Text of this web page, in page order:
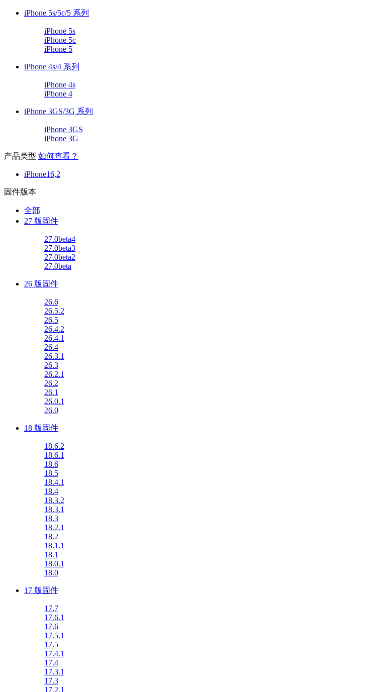
iPhone 5s/5c/5 系列
iPhone 5s
iPhone 5c
iPhone 5
iPhone 4s/4 系列
iPhone 4s
iPhone 4
iPhone 3GS/3G 系列
iPhone 3GS
iPhone 3G
产品类型 如何查看？
iPhone16,2
固件版本
全部
27 版固件
27.0beta4
27.0beta3
27.0beta2
27.0beta
26 版固件
26.6
26.5.2
26.5
26.4.2
26.4.1
26.4
26.3.1
26.3
26.2.1
26.2
26.1
26.0.1
26.0
18 版固件
18.6.2
18.6.1
18.6
18.5
18.4.1
18.4
18.3.2
18.3.1
18.3
18.2.1
18.2
18.1.1
18.1
18.0.1
18.0
17 版固件
17.7
17.6.1
17.6
17.5.1
17.5
17.4.1
17.4
17.3.1
17.3
17.2.1